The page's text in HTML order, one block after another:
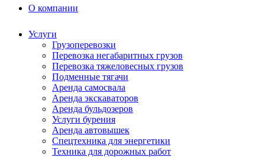
О компании
Услуги
Грузоперевозки
Перевозка негабаритных грузов
Перевозка тяжеловесных грузов
Подменные тягачи
Аренда самосвала
Аренда экскаваторов
Аренда бульдозеров
Услуги бурения
Аренда автовышек
Спецтехника для энергетики
Техника для дорожных работ